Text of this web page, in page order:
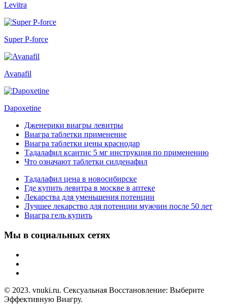
Levitra
Super P-force
Avanafil
Dapoxetine
Дженерики виагры левитры
Виагра таблетки применение
Виагра таблетки цены краснодар
Тадалафил ксантис 5 мг инструкция по применению
Что означают таблетки силденафил
Тадалафил цена в новосибирске
Где купить левитра в москве в аптеке
Лекарства для уменьшения потенции
Лучшее лекарство для потенции мужчин после 50 лет
Виагра гель купить
Мы в социальных сетях
© 2023. vnuki.ru. Сексуальная Восстановление: Выберите
Эффективную Виагру.